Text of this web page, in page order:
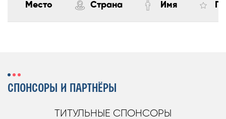
Место Страна Имя
СПОНСОРЫ И ПАРТНЁРЫ
ТИТУЛЬНЫЕ СПОНСОРЫ